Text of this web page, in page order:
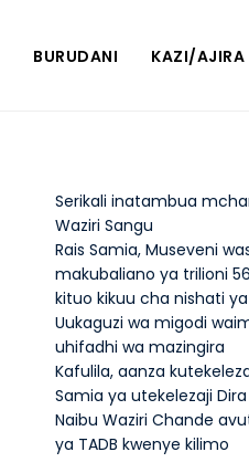
BURUDANI KAZI/AJIRA
Serikali inatambua
Waziri Sangu
Rais Samia, Museveni
makubaliano ya trilioni
kituo kikuu cha nishati
Uukaguzi wa migodi
uhifadhi wa mazingira
Kafulila, aanza
Samia ya utekelezaji
Naibu Waziri Chande
ya TADB kwenye kilimo